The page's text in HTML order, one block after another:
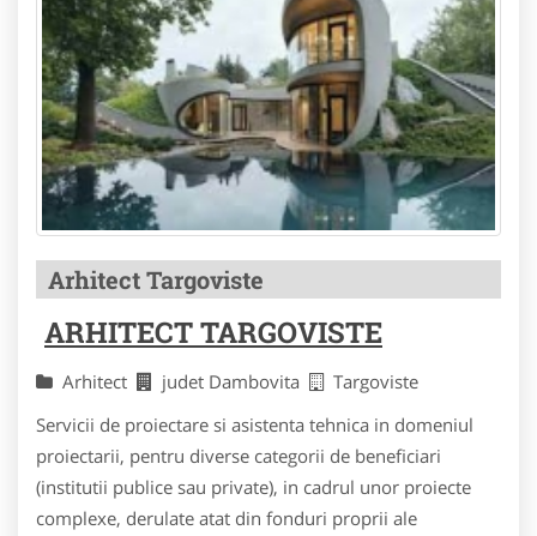
Arhitect Targoviste
ARHITECT TARGOVISTE
Arhitect judet Dambovita
Targoviste
Servicii de proiectare si asistenta tehnica in domeniul
proiectarii, pentru diverse categorii de beneficiari
(institutii publice sau private), in cadrul unor proiecte
complexe, derulate atat din fonduri proprii ale